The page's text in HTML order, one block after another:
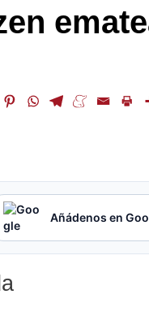
Añádenos en